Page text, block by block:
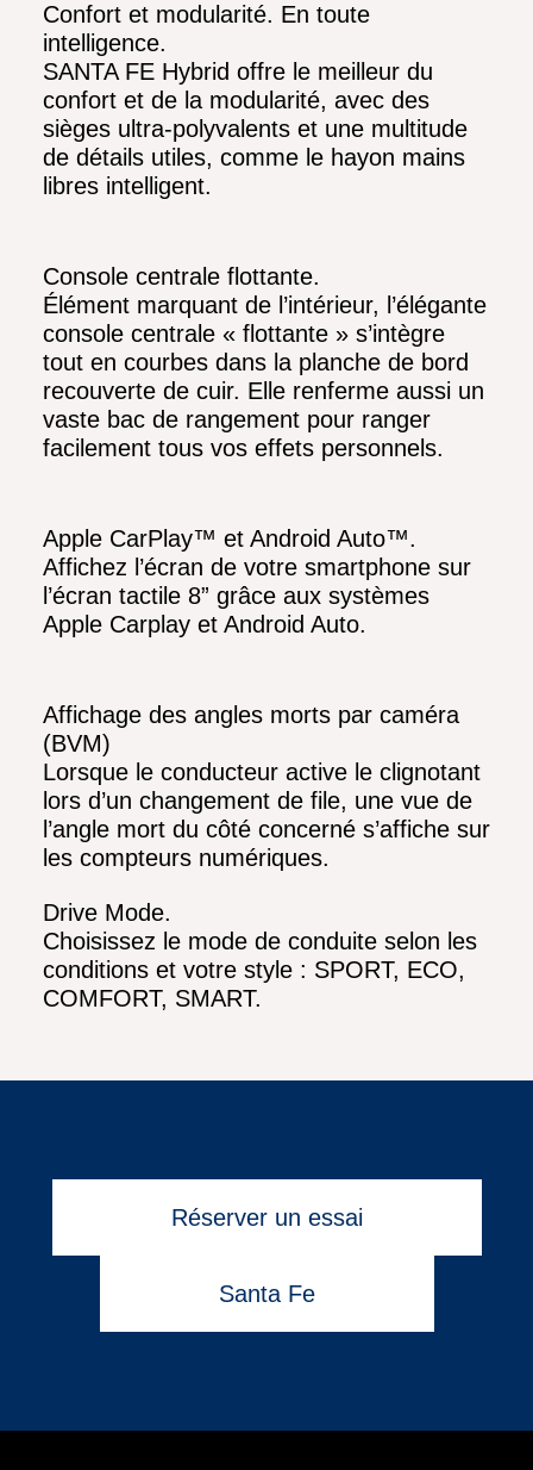
Confort et modularité. En toute
intelligence.
SANTA FE Hybrid offre le meilleur du
confort et de la modularité, avec des
sièges ultra-polyvalents et une multitude
de détails utiles, comme le hayon mains
libres intelligent.
Console centrale flottante.
Élément marquant de l’intérieur, l’élégante
console centrale « flottante » s’intègre
tout en courbes dans la planche de bord
recouverte de cuir. Elle renferme aussi un
vaste bac de rangement pour ranger
facilement tous vos effets personnels.
Apple CarPlay™ et Android Auto™.
Affichez l’écran de votre smartphone sur
l’écran tactile 8” grâce aux systèmes
Apple Carplay et Android Auto.
Affichage des angles morts par caméra
(BVM)
Lorsque le conducteur active le clignotant
lors d’un changement de file, une vue de
l’angle mort du côté concerné s’affiche sur
les compteurs numériques.
Drive Mode.
Choisissez le mode de conduite selon les
conditions et votre style : SPORT, ECO,
COMFORT, SMART.
Réserver un essai
Santa Fe